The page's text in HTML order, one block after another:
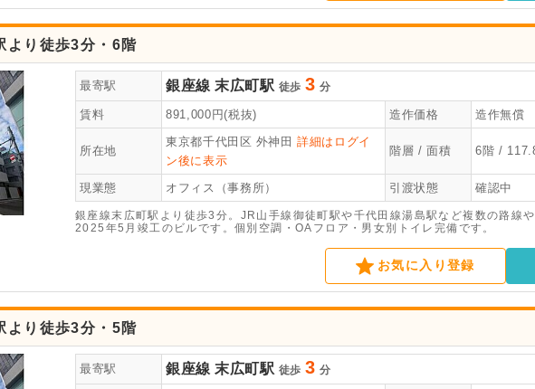
より徒歩3分・6階
最寄駅 銀座線 末広町駅 徒歩 3 分
賃料 891,000 円(税抜) 造作価格 造作無償
所在地
東京都千代田区 外神田詳細はログイ
ン後に表示
階層 / 面積 6階 /
現業態 オフィス（事務所） 引渡状態 確認中
銀座線末広町駅より徒歩3分。JR山手線御徒町駅や千代田線湯島駅など複数の路線
2025年5月竣工のビルです。個別空調・OAフロア・男女別トイレ完備です。
お気に入り登録
より徒歩3分・5階
最寄駅 銀座線 末広町駅 徒歩 3 分